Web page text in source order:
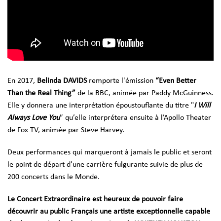
En 2017, Belinda DAVIDS remporte l'émission “Even Better
Than the Real Thing” de la BBC, animée par Paddy McGuinness.
Elle y donnera une interprétation époustouflante du titre "I Will
Always Love You” qu’elle interprétera ensuite à l’Apollo Theater
de Fox TV, animée par Steve Harvey.
Deux performances qui marqueront à jamais le public et seront
le point de départ d’une carrière fulgurante suivie de plus de
200 concerts dans le Monde.
Le Concert Extraordinaire est heureux de pouvoir faire
découvrir au public Français une artiste exceptionnelle capable